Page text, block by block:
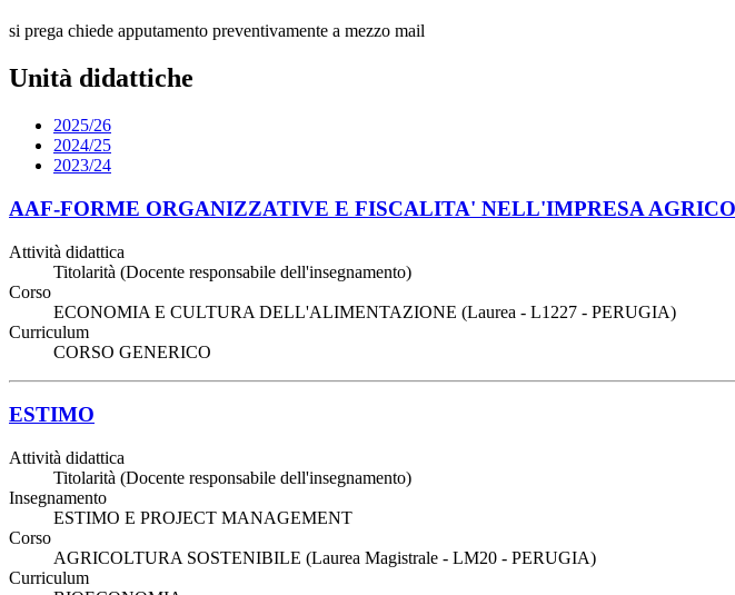
si prega chiede apputamento preventivamente a mezzo mail
Unità didattiche
2025/26
2024/25
2023/24
AAF-FORME ORGANIZZATIVE E FISCALITA' NELL'IMPRESA
Attività didattica
Titolarità (Docente responsabile dell'insegnamento)
Corso
ECONOMIA E CULTURA DELL'ALIMENTAZIONE (Laurea - L1227 - PERUGIA)
Curriculum
CORSO GENERICO
ESTIMO
Attività didattica
Titolarità (Docente responsabile dell'insegnamento)
Insegnamento
ESTIMO E PROJECT MANAGEMENT
Corso
AGRICOLTURA SOSTENIBILE (Laurea Magistrale - LM20 - PERUGIA)
Curriculum